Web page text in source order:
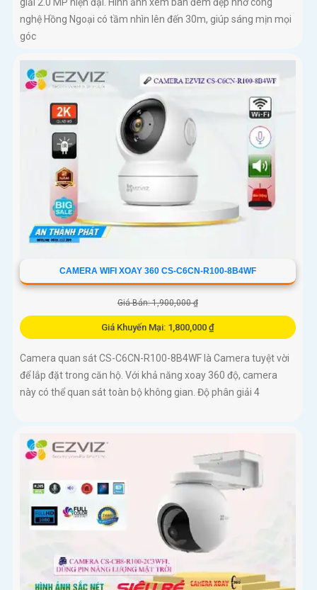
giải 2.0 MP hiện đại. Hình ảnh xem ban đêm đẹp nhờ công
nghệ Hồng Ngoại có tầm nhìn lên đến 30m, giúp sáng mịn mọi
góc
CAMERA WIFI XOAY 360 CS-C6CN-R100-8B4WF
Giá Bán: 1,900,000 ₫
Giá Khuyến Mại: 1,800,000 ₫
Camera quan sát CS-C6CN-R100-8B4WF là Camera tuyệt vời
để lắp đặt trong căn hộ. Với khả năng xoay 360 độ, camera
này có thể quan sát toàn bộ không gian. Độ phân giải 4